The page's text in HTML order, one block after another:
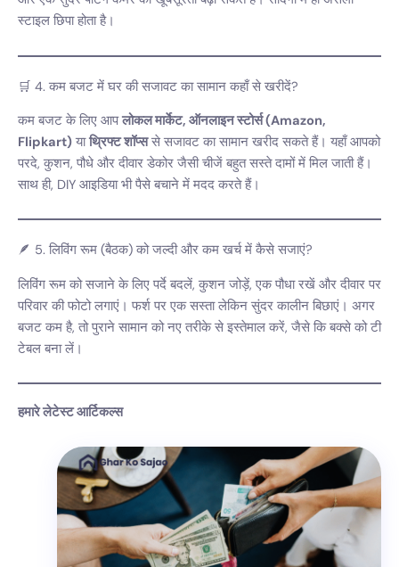
स्टाइल छिपा होता है।
🛒 4. कम बजट में घर की सजावट का सामान कहाँ से खरीदें?
कम बजट के लिए आपलोकल मार्केट, ऑनलाइन स्टोर्स (Amazon,
Flipkart) याथ्रिफ्ट शॉप्ससे सजावट का सामान खरीद सकते हैं। यहाँ आपको
परदे, कुशन, पौधे और दीवार डेकोर जैसी चीजें बहुत सस्ते दामों में मिल जाती हैं।
साथ ही, DIY आइडिया भी पैसे बचाने में मदद करते हैं।
🪶 5. लिविंग रूम (बैठक) को जल्दी और कम खर्च में कैसे सजाएं?
लिविंग रूम को सजाने के लिए पर्दे बदलें, कुशन जोड़ें, एक पौधा रखें और दीवार पर
परिवार की फोटो लगाएं। फर्श पर एक सस्ता लेकिन सुंदर कालीन बिछाएं। अगर
बजट कम है, तो पुराने सामान को नए तरीके से इस्तेमाल करें, जैसे कि बक्से को टी
टेबल बना लें।
हमारे लेटेस्ट आर्टिकल्स